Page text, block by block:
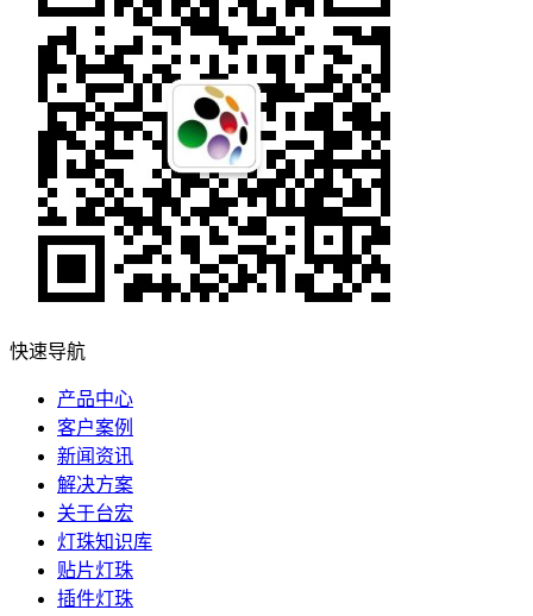
快速导航
产品中心
客户案例
新闻资讯
解决方案
关于台宏
灯珠知识库
贴片灯珠
插件灯珠